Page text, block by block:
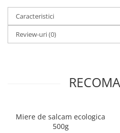
Caracteristici
Review-uri(0)
Miere de salcam ecologica
500g